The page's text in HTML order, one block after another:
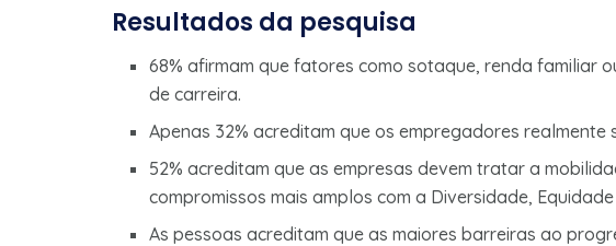
Resultados da pesquisa
68% afirmam que fatores como sotaque, renda familiar
de carreira.
Apenas 32% acreditam que os empregadores realmente
52% acreditam que as empresas devem tratar a
compromissos mais amplos com a Diversidade, Equidade
As pessoas acreditam que as maiores barreiras ao